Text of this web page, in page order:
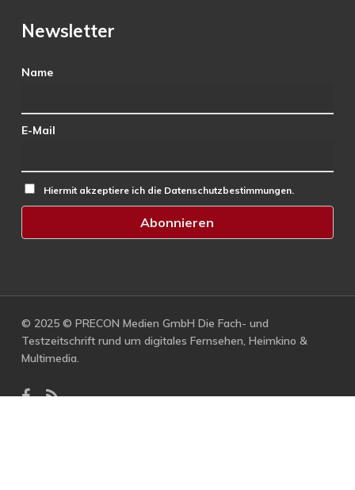
Newsletter
Name
E-Mail
Hiermit akzeptiere ich die Datenschutzbestimmungen.
© 2025 © PRECON Medien GmbH Die Fach- und
Testzeitschrift rund um digitales Fernsehen, Heimkino &
Multimedia.
facebook
RSS